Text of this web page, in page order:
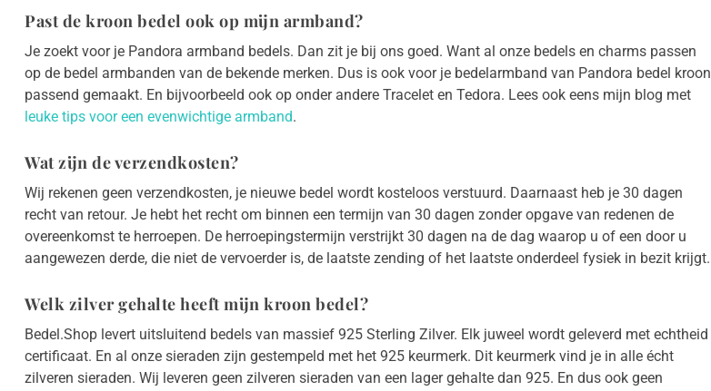
Past de kroon bedel ook op mijn armband?
Je zoekt voor je Pandora armband bedels. Dan zit je bij ons goed. Want al onze bedels en charms passen
op de bedel armbanden van de bekende merken. Dus is ook voor je bedelarmband van Pandora bedel kroon
passend gemaakt. En bijvoorbeeld ook op onder andere Tracelet en Tedora. Lees ook eens mijn blog met
leuke tips voor een evenwichtige armband.
Wat zijn de verzendkosten?
Wij rekenen geen verzendkosten, je nieuwe bedel wordt kosteloos verstuurd. Daarnaast heb je 30 dagen
recht van retour. Je hebt het recht om binnen een termijn van 30 dagen zonder opgave van redenen de
overeenkomst te herroepen. De herroepingstermijn verstrijkt 30 dagen na de dag waarop u of een door u
aangewezen derde, die niet de vervoerder is, de laatste zending of het laatste onderdeel fysiek in bezit krijgt.
Welk zilver gehalte heeft mijn kroon bedel?
Bedel.Shop levert uitsluitend bedels van massief 925 Sterling Zilver. Elk juweel wordt geleverd met echtheid
certificaat. En al onze sieraden zijn gestempeld met het 925 keurmerk. Dit keurmerk vind je in alle écht
zilveren sieraden. Wij leveren geen zilveren sieraden van een lager gehalte dan 925. En dus ook geen